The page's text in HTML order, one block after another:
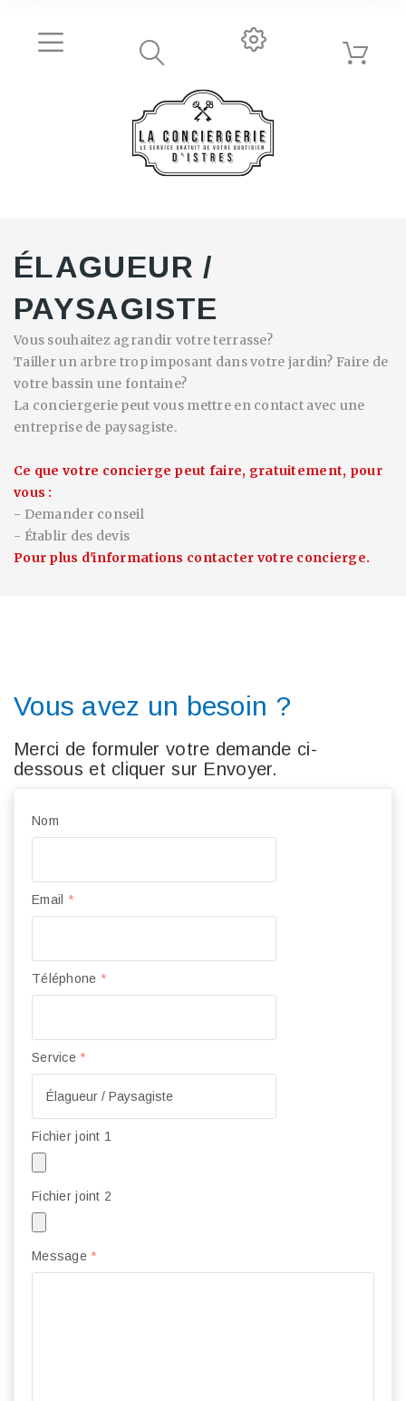
ÉLAGUEUR /
PAYSAGISTE
Vous souhaitez agrandir votre terrasse?
Tailler un arbre trop imposant dans votre jardin? Faire de
votre bassin une fontaine?
La conciergerie peut vous mettre en contact avec une
entreprise de paysagiste.
Ce que votre concierge peut faire, gratuitement, pour
vous :
- Demander conseil
- Établir des devis
Pour plus d'informations contacter votre concierge.
Vous avez un besoin ?
Merci de formuler votre demande ci-
dessous et cliquer sur Envoyer.
Nom
Email *
Téléphone *
Service *
Fichier joint 1
Fichier joint 2
Message *